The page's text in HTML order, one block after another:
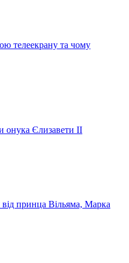
телеекрану та чому
онука Єлизавети II
принца Вільяма, Марка